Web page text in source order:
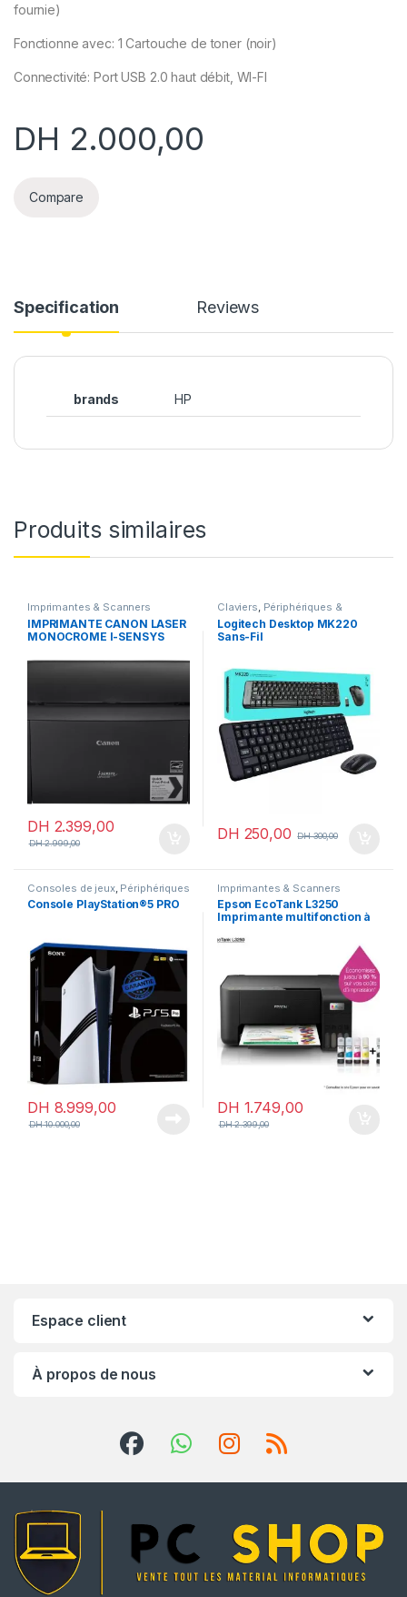
fournie)
Fonctionne avec: 1 Cartouche de toner (noir)
Connectivité: Port USB 2.0 haut débit, WI-FI
DH 2.000,00
Compare
Specification Reviews
brands HP
Produits similaires
Imprimantes & Scanners
IMPRIMANTE CANON LASER
MONOCROME I-SENSYS
DH 2.399,00
DH2.999,00
Claviers, Périphériques &
Accessoires Sans fil
Logitech Desktop MK220
Sans-Fil
DH 250,00 DH300,00
Consoles de jeux, Périphériques
& Accessoires ,PlayStation
Console PlayStation®5 PRO
DH 8.999,00
DH10.000,00
Imprimantes & Scanners
Epson EcoTank L3250
Imprimante multifonction à
(C11CJ67408)
DH 1.749,00
DH2.399,00
Espace client
À propos de nous